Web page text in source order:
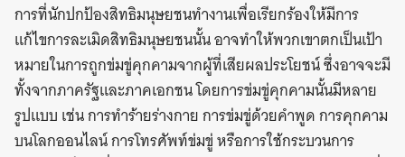
การที่นักปกป้องสิทธิมนุษยชนทำงานเพื่อเรียกร้องให้มีการ
แก้ไขการละเมิดสิทธิมนุษยชนนั้น อาจทำให้พวกเขาตกเป็นเป้า
หมายในการถูกข่มขู่คุกคามจากผู้ที่เสียผลประโยชน์ ซึ่งอาจจะมี
ทั้งจากภาครัฐและภาคเอกชน โดยการข่มขู่คุกคามนั้นมีหลาย
รูปแบบ เช่น การทำร้ายร่างกาย การข่มขู่ด้วยคำพูด การคุกคาม
บนโลกออนไลน์ การโทรศัพท์ข่มขู่ หรือการใช้กระบวนการ